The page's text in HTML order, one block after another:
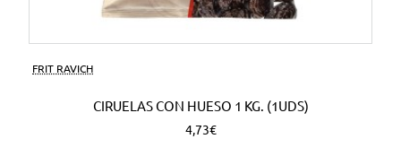
FRIT RAVICH
CIRUELAS CON HUESO 1 KG. (1UDS)
4,73€